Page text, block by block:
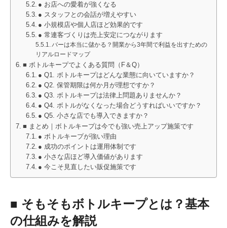
● お店への愛着が強くなる
● スタッフとの会話が増えやすい
● 小規模店や個人店ほど効果的です
● 常連客づくりは売上安定につながります
バーは本当に儲かる？開業から3年間で利益を出すための
リアルロードマップ
■ ボトルキープでよくある質問（F＆Q）
● Q1. ボトルキープはどんな業態に向いていますか？
● Q2. 保管期限は何か月が理想ですか？
● Q3. ボトルキープは法律上問題ありませんか？
● Q4. ボトルがなくなった場合どうすればいいですか？
● Q5. 小さな店でも導入できますか？
■ まとめ｜ボトルキープは今でも強い売上アップ施策です
● ボトルキープが強い理由
● 成功のポイントは運用体制です
● 小さな店ほど導入価値があります
● 今こそ見直したい販促施策です
■ そもそもボトルキープとは？基本
の仕組みを解説